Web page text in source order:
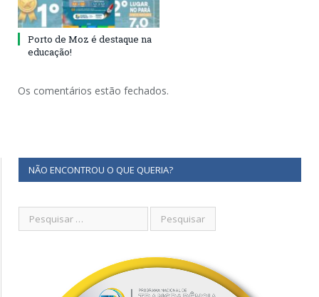
Porto de Moz é destaque na
educação!
Os comentários estão fechados.
NÃO ENCONTROU O QUE QUERIA?